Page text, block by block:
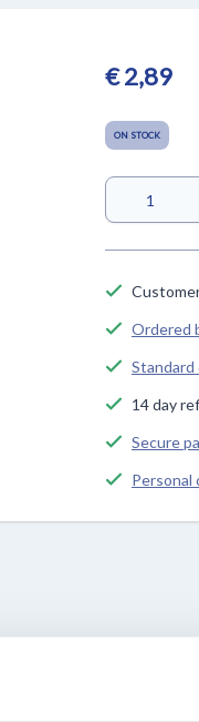
€ 2,89
ON STOCK
Ordered
Standard
14 day
Secure
Personal